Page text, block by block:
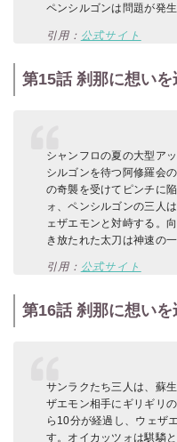
ペンシルゴンは問題が発
引用： 公式サイト
第15話 刹那に想い
シャンフロの夏の大型ア
シルゴンを待つ阿修羅会
の奇襲を受けてピンチに
ォ、ペンシルゴンの三人
ェザエモンと対峙する。
き放たれた太刀は神速の
引用： 公式サイト
第16話 刹那に想い
サンラクたち三人は、蘇
ザエモン相手にギリギリ
ら10分が経過し、ウェザ
す。オイカッツォは騏驎